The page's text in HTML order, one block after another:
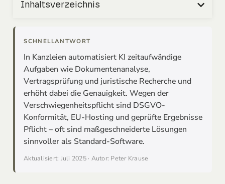
Inhaltsverzeichnis
SCHNELLANTWORT
In Kanzleien automatisiert KI zeitaufwändige
Aufgaben wie Dokumentenanalyse,
Vertragsprüfung und juristische Recherche und
erhöht dabei die Genauigkeit. Wegen der
Verschwiegenheitspflicht sind DSGVO-
Konformität, EU-Hosting und geprüfte Ergebnisse
Pflicht – oft sind maßgeschneiderte Lösungen
sinnvoller als Standard-Software.
Aktualisiert: Juli 2025 · Autor: Peter Krause